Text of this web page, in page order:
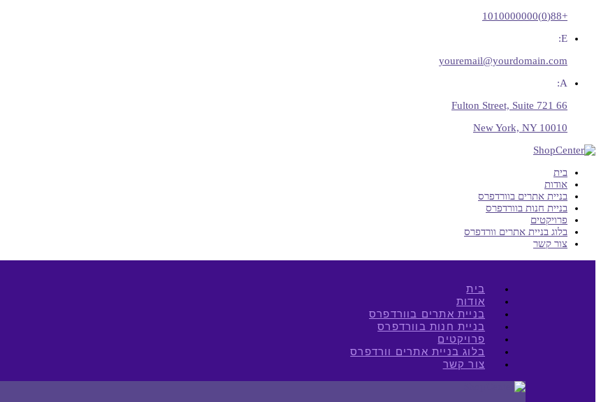
+88(0)1010000000
E:
youremail@yourdomain.com
A:
66 Fulton Street, Suite 721
New York, NY 10010
בית
אודות
בניית אתרים בוורדפרס
בניית חנות בוורדפרס
פרויקטים
בלוג בניית אתרים וורדפרס
צור קשר
בית
אודות
בניית אתרים בוורדפרס
בניית חנות בוורדפרס
פרויקטים
בלוג בניית אתרים וורדפרס
צור קשר